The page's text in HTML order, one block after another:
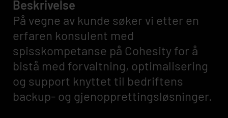
Beskrivelse
På vegne av kunde søker vi etter en
erfaren konsulent med
spisskompetanse på Cohesity for å
bistå med forvaltning, optimalisering
og support knyttet til bedriftens
backup- og gjenopprettingsløsninger.